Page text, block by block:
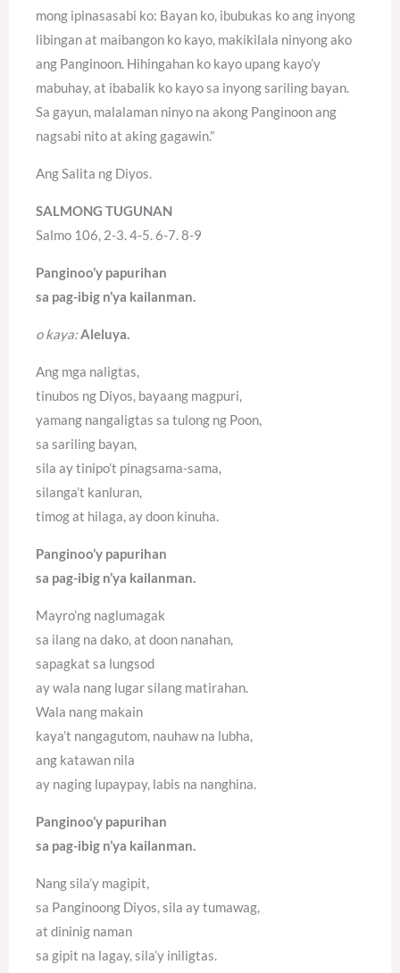
mong ipinasasabi ko: Bayan ko, ibubukas ko ang inyong
libingan at maibangon ko kayo, makikilala ninyong ako
ang Panginoon. Hihingahan ko kayo upang kayo’y
mabuhay, at ibabalik ko kayo sa inyong sariling bayan.
Sa gayun, malalaman ninyo na akong Panginoon ang
nagsabi nito at aking gagawin.”
Ang Salita ng Diyos.
SALMONG TUGUNAN
Salmo 106, 2-3. 4-5. 6-7. 8-9
Panginoo’y papurihan
sa pag-ibig n’ya kailanman.
o kaya: Aleluya.
Ang mga naligtas,
tinubos ng Diyos, bayaang magpuri,
yamang nangaligtas sa tulong ng Poon,
sa sariling bayan,
sila ay tinipo’t pinagsama-sama,
silanga’t kanluran,
timog at hilaga, ay doon kinuha.
Panginoo’y papurihan
sa pag-ibig n’ya kailanman.
Mayro’ng naglumagak
sa ilang na dako, at doon nanahan,
sapagkat sa lungsod
ay wala nang lugar silang matirahan.
Wala nang makain
kaya’t nangagutom, nauhaw na lubha,
ang katawan nila
ay naging lupaypay, labis na nanghina.
Panginoo’y papurihan
sa pag-ibig n’ya kailanman.
Nang sila’y magipit,
sa Panginoong Diyos, sila ay tumawag,
at dininig naman
sa gipit na lagay, sila’y iniligtas.